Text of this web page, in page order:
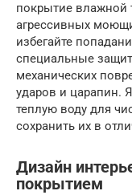
покрытие влажной
агрессивных
избегайте
специальные
механических
ударов и царапин.
теплую воду для
сохранить их в
Дизайн
покрытием